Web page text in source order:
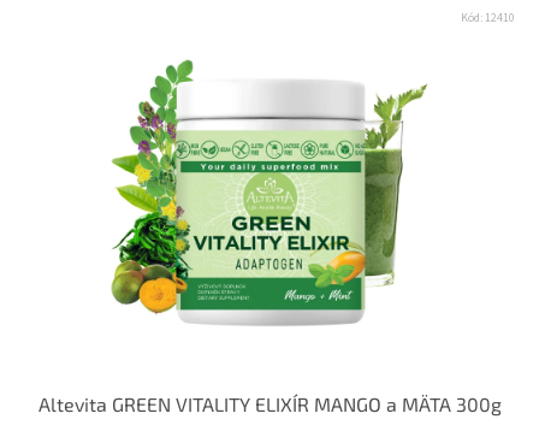
Altevita GREEN VITALITY ELIXÍR MANGO a MÄTA 300g
Kód: 12410